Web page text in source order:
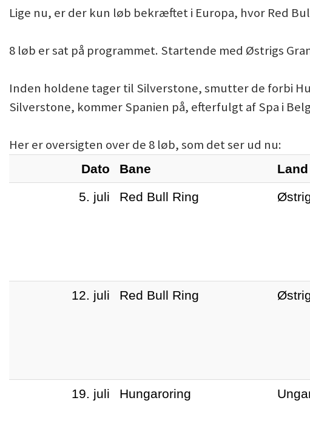
Lige nu, er der kun løb bekræftet i Europa, hvor Red
8 løb er sat på programmet. Startende med Østrigs
Inden holdene tager til Silverstone, smutter de forbi
Silverstone, kommer Spanien på, efterfulgt af Spa i
Her er oversigten over de 8 løb, som det ser ud nu:
Dato Bane Land
5. juli
Red Bull Ring
12. juli
Red Bull Ring
19. juli
Hungaroring